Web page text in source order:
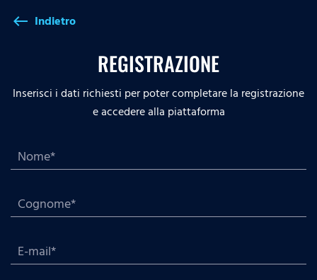
west Indietro
REGISTRAZIONE
Inserisci i dati richiesti per poter completare la registrazione
e accedere alla piattaforma